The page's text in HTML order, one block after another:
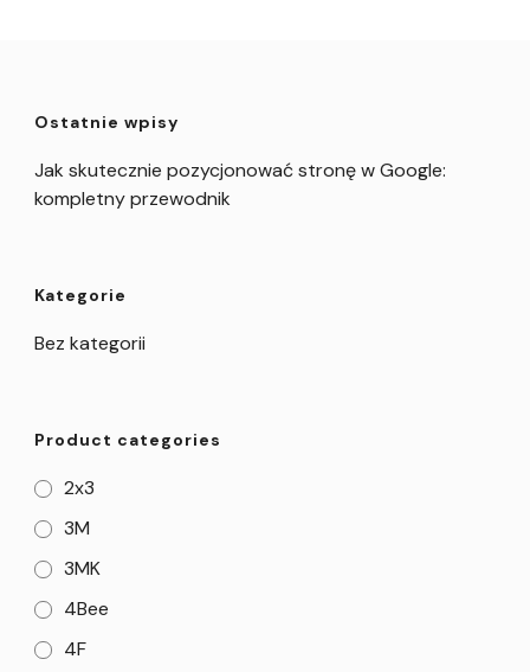
Ostatnie wpisy
Jak skutecznie pozycjonować stronę w Google:
kompletny przewodnik
Kategorie
Bez kategorii
Product categories
2x3
3M
3MK
4Bee
4F